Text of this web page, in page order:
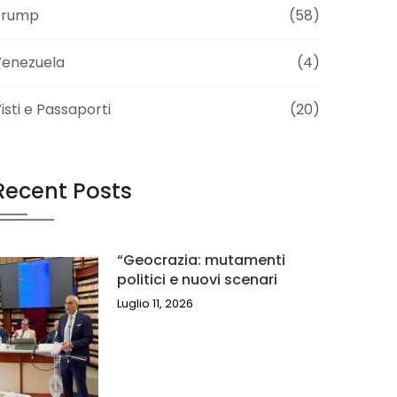
(58)
(4)
e Passaporti (20)
Posts
“Geocrazia: mutamenti
politici e nuovi scenari
Luglio 11, 2026